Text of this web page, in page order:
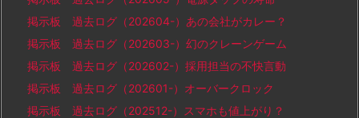
掲示板 過去ログ（202604-）あの会社がカレー？
掲示板 過去ログ（202603-）幻のクレーンゲーム
掲示板 過去ログ（202602-）採用担当の不快言動
掲示板 過去ログ（202601-）オーバークロック
掲示板 過去ログ（202512-）スマホも値上がり？